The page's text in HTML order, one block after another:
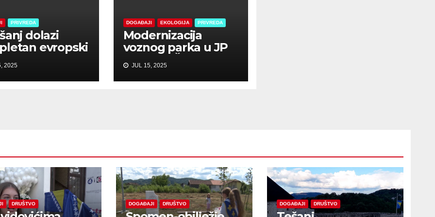
PRIVREDA
dolazi
evropski
Alpina
2025
DOGAĐAJI EKOLOGIJA PRIVREDA
Modernizacija
voznog parka u JP
“Rad” TEŠANJ
JUL 15, 2025
DRUŠTVO DOGAĐAJI DRUŠTVO DOGAĐAJI DRUŠTVO